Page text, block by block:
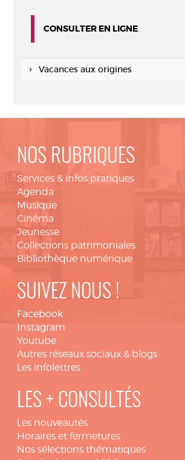
CONSULTER EN LIGNE
Vacances aux origines
NOS RUBRIQUES
Services & infos pratiques
Agenda
Musique
Cinéma
Jeunesse
Collections patrimoniales
Bibliothèque numérique
SUIVEZ NOUS !
Facebook
Instagram
Youtube
Autres réseaux sociaux & blogs
Les infolettres
LES + CONSULTÉS
Les nouveautés
Horaires et fermetures
Nos sélections thématiques